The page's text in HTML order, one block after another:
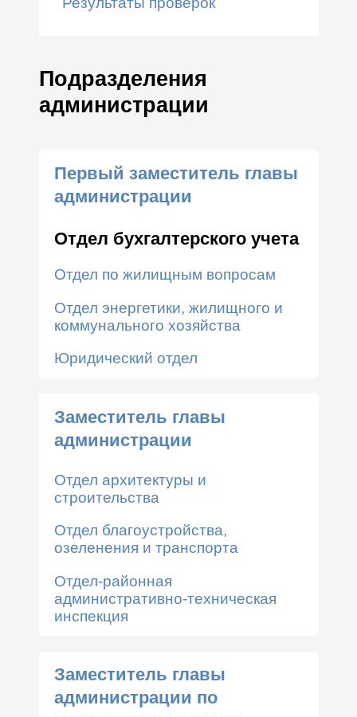
Подразделения
администрации
Первый заместитель главы
администрации
Отдел бухгалтерского учета
Отдел по жилищным вопросам
Отдел энергетики, жилищного и
коммунального хозяйства
Юридический отдел
Заместитель главы
администрации
Отдел архитектуры и
строительства
Отдел благоустройства,
озеленения и транспорта
Отдел-районная
административно-техническая
инспекция
Заместитель главы
администрации по